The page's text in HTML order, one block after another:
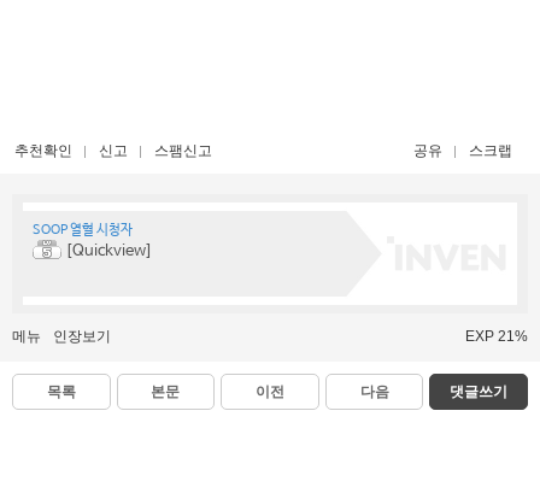
추천확인 신고 스팸신고 공유 스크랩
SOOP 열혈 시청자
[Quickview]
메뉴 인장보기 EXP 21%
목록 본문 이전 다음 댓글쓰기